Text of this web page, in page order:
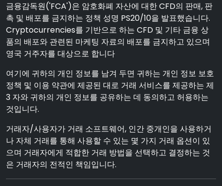
금융감독원('FCA')은 암호화폐 자산에 대한 CFD의 판매, 판
촉 및 배포를 금지하는 정책 성명 PS20/10을 발표했습니다.
Cryptocurrencies를 기반으로 하는 CFD 및 기타 금융 상
품의 배포와 관련된 마케팅 자료의 배포를 금지하고 있으며
영국 거주자를 대상으로 합니다
여기에 귀하의 개인 정보를 남겨 두면 귀하는 개인 정보 보호
정책 및 이용 약관에 제공된 대로 거래 서비스를 제공하는 제
3 자와 귀하의 개인 정보를 공유하는 데 동의하고 허용하는
것입니다.
거래자/사용자가 거래 소프트웨어, 인간 중개인을 사용하거
나 자체 거래를 통해 사용할 수 있는 몇 가지 거래 옵션이 있
으며 거래자에게 적합한 거래 방법을 선택하고 결정하는 것
은 거래자의 전적인 책임입니다.